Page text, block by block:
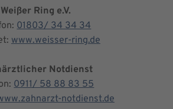
Weißer Ring e.V.
01803/ 34 34 34
www.weisser-ring.de
Notdienst
0911/ 58 88 83 55
notdienst.de